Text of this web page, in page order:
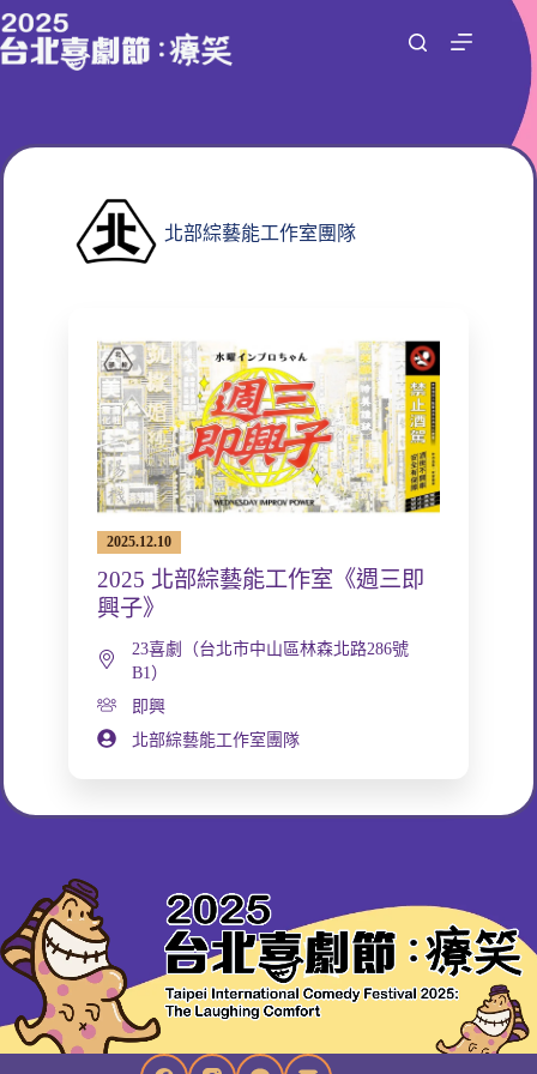
跳
至
容
北部綜藝能工作室團隊
2025.12.10
2025 北部綜藝能工作室《週三即
興子》
23喜劇（台北市中山區林森北路286號
B1）
即興
北部綜藝能工作室團隊